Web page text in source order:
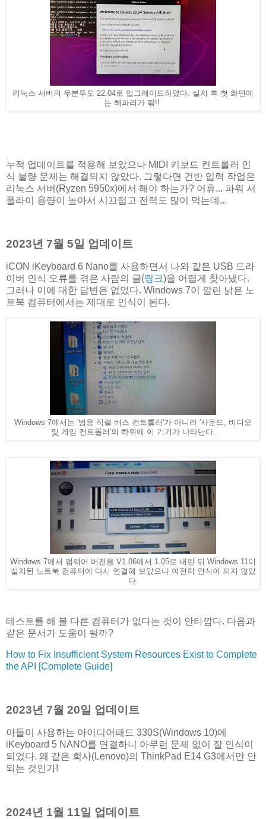
리눅스 서버의 우분투도 22.04로 업그레이드하였다. 설치 후 첫 화면에
는 해파리가 똮!!
누적 업데이트를 적용해 보았으나 MIDI 키보드 컨트롤러 인
식 불량 문제는 해결되지 않았다. 그렇다면 건반 입력 작업은
리눅스 서버(Ryzen 5950x)에서 해야 하는가? 어휴... 파워 서
플라이 용량이 높아서 시끄럽고 전력도 많이 먹는데...
2023년 7월 5일 업데이트
iCON iKeyboard 6 Nano를 사용하면서 나와 같은 USB 드라
이버 인식 오류를 겪은 사람의 글(링크)을 어렵게 찾아냈다.
그러나 이에 대한 답변은 없었다. Windows 7이 깔린 낡은 노
트북 컴퓨터에서는 제대로 인식이 된다.
Windows 7에서는 '범용 직렬 버스 컨트롤러'가 아니라 '사운드, 비디오
및 게임 컨트롤러'의 하위에 이 기기가 나타난다.
Windows 7에서 펌웨어 버전을 V1.06에서 1.05로 내린 뒤 Windows 11이
설치된 노트북 컴퓨터에 다시 연결해 보았으나 여전히 인식이 되지 않았
다.
테스트를 해 볼 다른 컴퓨터가 없다는 것이 안타깝다. 다음과
같은 문서가 도움이 될까?
How to Fix Insufficient System Resources Exist to Complete
the API [Complete Guide]
2023년 7월 20일 업데이트
아들이 사용하는 아이디어패드 330S(Windows 10)에
iKeyboard 5 NANO를 연결하니 아무런 문제 없이 잘 인식이
되었다. 왜 같은 회사(Lenovo)의 ThinkPad E14 G3에서만 안
되는 것인가!
2024년 1월 11일 업데이트